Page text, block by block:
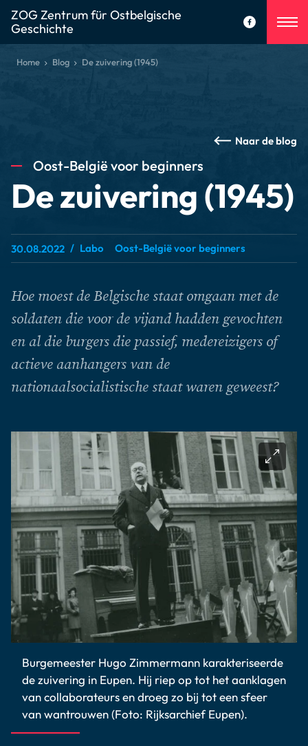
ZOG Zentrum für Ostbelgische
Geschichte
Home Blog De zuivering (1945)
Naar de blog
Oost-België voor beginners
De zuivering (1945)
30.08.2022 Labo Oost-België voor beginners
Hoe moest de Belgische staat omgaan met de
soldaten die voor de vijand hadden gevochten
en al die burgers die passief, medereizigers of
actieve aanhangers van de
nationaalsocialistische staat waren geweest?
Burgemeester Hugo Zimmermann karakteriseerde
de zuivering in Eupen. Hij riep op tot het aanklagen
van collaborateurs en droeg zo bij tot een sfeer
van wantrouwen (Foto: Rijksarchief Eupen).